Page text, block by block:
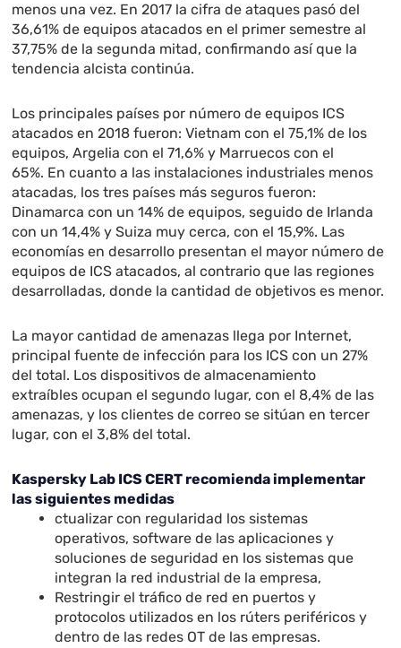
menos una vez. En 2017 la cifra de ataques pasó del
36,61%de equipos atacados en el primer semestre al
37,75% de la segunda mitad, confirmando así que la
tendencia alcista continúa.
Los principales países por número de equipos ICS
atacados en 2018 fueron: Vietnam con el 75,1% de los
equipos, Argelia con el 71,6% y Marruecos con el
65%. En cuanto a las instalaciones industriales menos
atacadas, los tres países más seguros fueron:
Dinamarca con un 14% de equipos, seguido de Irlanda
con un 14,4% y Suiza muy cerca, con el 15,9%. Las
economías en desarrollo presentan el mayor número de
equipos de ICS atacados, al contrario que las regiones
desarrolladas, donde la cantidad de objetivos es menor.
La mayor cantidad de amenazas llega por Internet,
principal fuente de infección para los ICS con un 27%
del total. Los dispositivos de almacenamiento
extraíbles ocupan el segundo lugar, con el 8,4% de las
amenazas, y los clientes de correo se sitúan en tercer
lugar, con el 3,8% del total.
Kaspersky Lab ICS CERT recomienda implementar
las siguientes medidas
ctualizar con regularidad los sistemas
operativos, software de las aplicaciones y
soluciones de seguridad en los sistemas que
integran la red industrial de la empresa,
Restringir el tráfico de red en puertos y
protocolos utilizados en los rúters periféricos y
dentro de las redes OT de las empresas.